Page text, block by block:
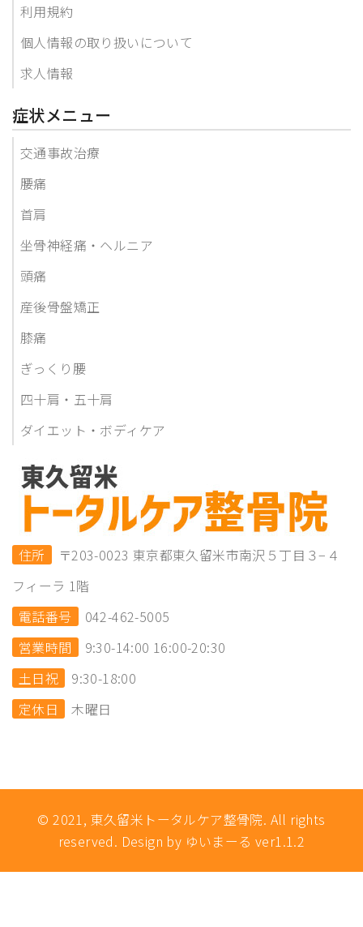
利用規約
個人情報の取り扱いについて
求人情報
症状メニュー
交通事故治療
腰痛
首肩
坐骨神経痛・ヘルニア
頭痛
産後骨盤矯正
膝痛
ぎっくり腰
四十肩・五十肩
ダイエット・ボディケア
住所
〒203-0023 東京都東久留米市南沢５丁目３−４
フィーラ 1階
電話番号
042-462-5005
営業時間
9:30-14:00 16:00-20:30
土日祝
9:30-18:00
定休日
木曜日
© 2021, 東久留米トータルケア整骨院. All rights
reserved. Design by ゆいまーる ver1.1.2